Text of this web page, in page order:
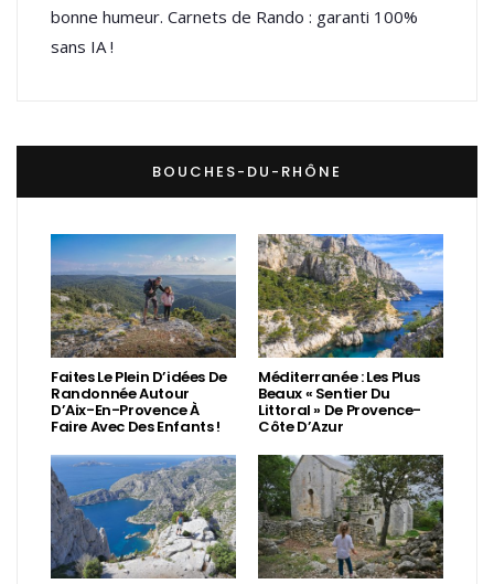
bonne humeur. Carnets de Rando : garanti 100%
sans IA !
BOUCHES-DU-RHÔNE
Faites Le Plein D’idées De
Randonnée Autour
D’Aix-En-Provence À
Faire Avec Des Enfants !
Méditerranée : Les Plus
Beaux « Sentier Du
Littoral » De Provence-
Côte D’Azur